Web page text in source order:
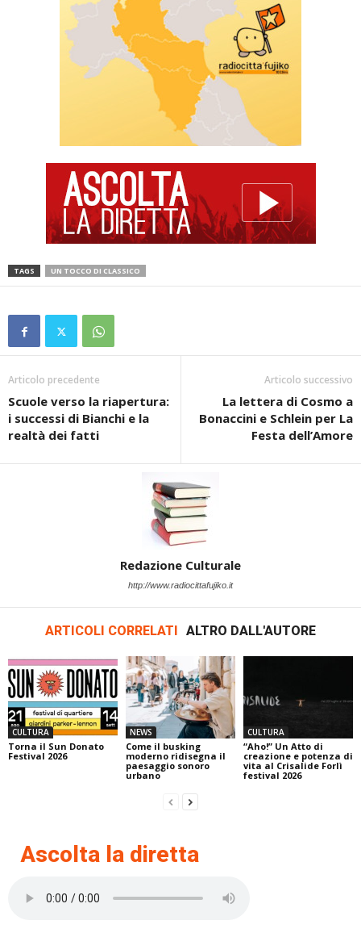
TAGS UN TOCCO DI CLASSICO
Articolo precedente
Scuole verso la riapertura:
i successi di Bianchi e la
realtà dei fatti
Articolo successivo
La lettera di Cosmo a
Bonaccini e Schlein per La
Festa dell’Amore
Redazione Culturale
http://www.radiocittafujiko.it
ARTICOLI CORRELATI ALTRO DALL'AUTORE
CULTURA
Torna il Sun Donato
Festival 2026
NEWS
Come il busking
moderno ridisegna il
paesaggio sonoro
urbano
CULTURA
“Aho!” Un Atto di
creazione e potenza di
vita al Crisalide Forlì
festival 2026
Ascolta la diretta